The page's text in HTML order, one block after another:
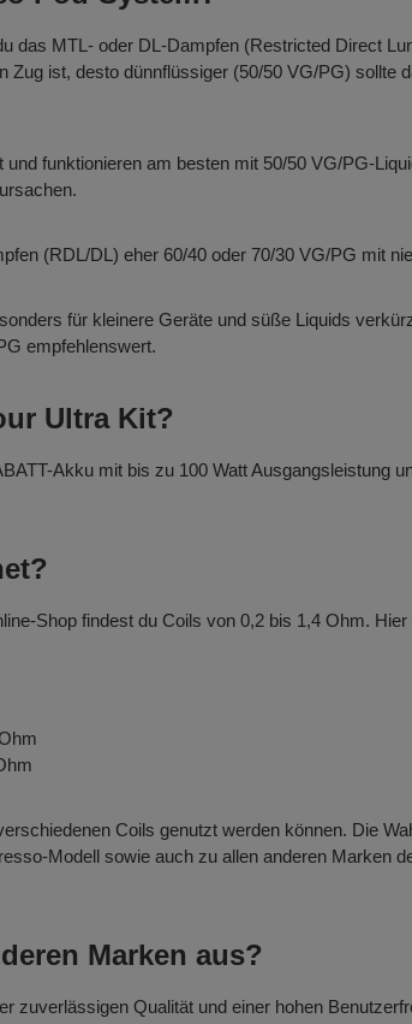
das MTL- oder DL-Dampfen (Restricted Direct
ist, desto dünnflüssiger (50/50 VG/PG) sollte
funktionieren am besten mit 50/50 VG/PG-
(RDL/DL) eher 60/40 oder 70/30 VG/PG mit
für kleinere Geräte und süße Liquids
empfehlenswert.
Ultra Kit?
Akku mit bis zu 100 Watt Ausgangsleistung
Shop findest du Coils von 0,2 bis 1,4 Ohm.
Coils genutzt werden können. Die
Modell sowie auch zu allen anderen Marken
Marken aus?
zuverlässigen Qualität und einer hohen